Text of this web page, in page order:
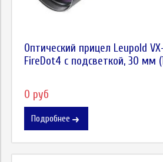
Оптический прицел Leupold
FireDot4 c подсветкой, 30 мм
0 руб
Подробнее